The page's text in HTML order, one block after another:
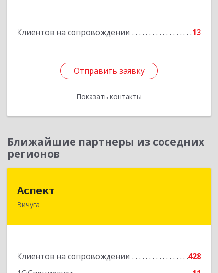
Клиентов на сопровождении 13
Отправить заявку
Показать контакты
Отправить заявку
Назад
Ближайшие партнеры из соседних
регионов
Аспект
Вичуга
Клиентов на сопровождении
428
155331, Ивановская обл, Вичугский р-н, Вичуга